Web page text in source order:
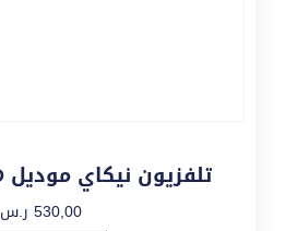
تلفزيون نيكاي موديل NTV4300SLED
530,00 ر.س